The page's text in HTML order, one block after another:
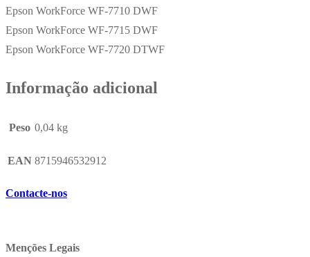
Epson WorkForce WF-7710 DWF
Epson WorkForce WF-7715 DWF
Epson WorkForce WF-7720 DTWF
Informação adicional
Peso 0,04 kg
EAN 8715946532912
Contacte-nos
Menções Legais